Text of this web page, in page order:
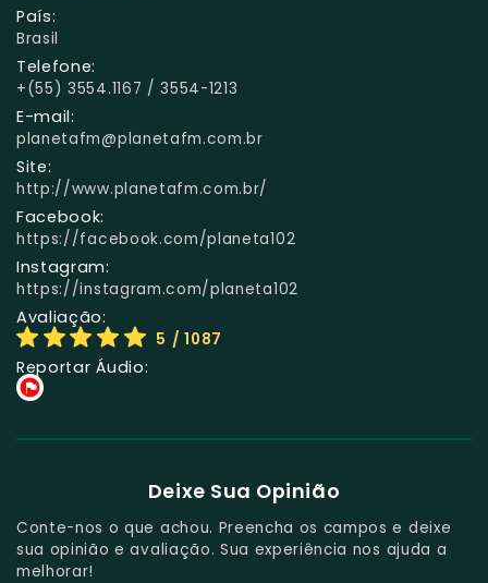
País:
Brasil
Telefone:
+(55) 3554.1167 / 3554-1213
E-mail:
planetafm@planetafm.com.br
Site:
http://www.planetafm.com.br/
Facebook:
https://facebook.com/planeta102
Instagram:
https://instagram.com/planeta102
Avaliação:
5 / 1087
Reportar Áudio:
Deixe Sua Opinião
Conte-nos o que achou. Preencha os campos e deixe
sua opinião e avaliação. Sua experiência nos ajuda a
melhorar!